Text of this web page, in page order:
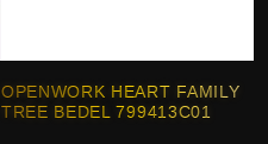
OPENWORK HEART FAMILY
TREE BEDEL 799413C01